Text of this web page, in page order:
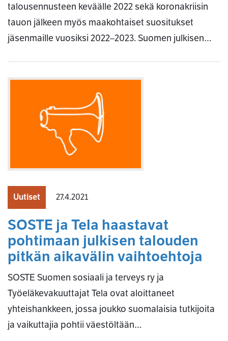
talousennusteen keväälle 2022 sekä koronakriisin
tauon jälkeen myös maakohtaiset suositukset
jäsenmaille vuosiksi 2022–2023. Suomen julkisen…
Uutiset 27.4.2021
SOSTE ja Tela haastavat
pohtimaan julkisen talouden
pitkän aikavälin vaihtoehtoja
SOSTE Suomen sosiaali ja terveys ry ja
Työeläkevakuuttajat Tela ovat aloittaneet
yhteishankkeen, jossa joukko suomalaisia tutkijoita
ja vaikuttajia pohtii väestöltään…